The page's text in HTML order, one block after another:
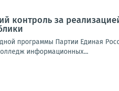
контроль за
программы Партии Единая
информационных...